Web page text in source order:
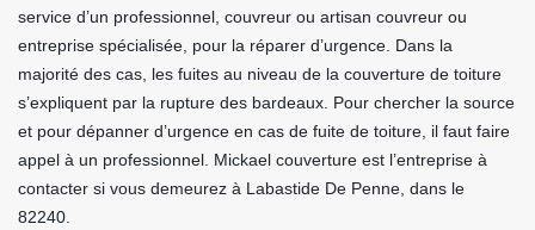
service d’un professionnel, couvreur ou artisan couvreur ou
entreprise spécialisée, pour la réparer d’urgence. Dans la
majorité des cas, les fuites au niveau de la couverture de toiture
s’expliquent par la rupture des bardeaux. Pour chercher la source
et pour dépanner d’urgence en cas de fuite de toiture, il faut faire
appel à un professionnel. Mickael couverture est l’entreprise à
contacter si vous demeurez à Labastide De Penne, dans le
82240.